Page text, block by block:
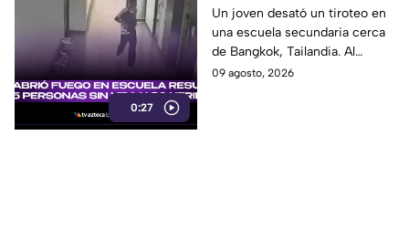
0:27
secundaria que dejó al
menos 8 muertos y 30
heridos
Un joven desató un tiroteo en
una escuela secundaria cerca
de Bangkok, Tailandia. Al
menos ocho personas
09 agosto, 2026